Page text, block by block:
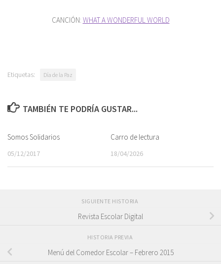
CANCIÓN: WHAT A WONDERFUL WORLD
Etiquetas: Día de la Paz
TAMBIÉN TE PODRÍA GUSTAR...
Somos Solidarios
05/12/2017
Carro de lectura
18/04/2026
SIGUIENTE HISTORIA
Revista Escolar Digital
HISTORIA PREVIA
Menú del Comedor Escolar – Febrero 2015